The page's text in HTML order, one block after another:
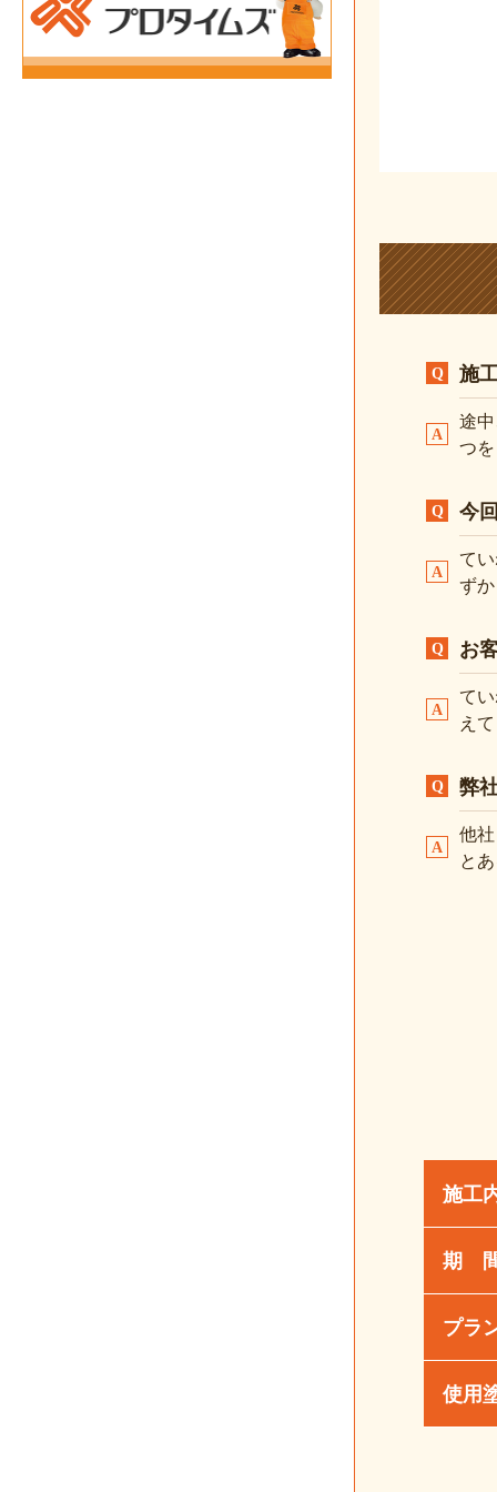
施
途
つ
今
て
ず
お
て
え
弊
他
と
施工
期
プラ
使用